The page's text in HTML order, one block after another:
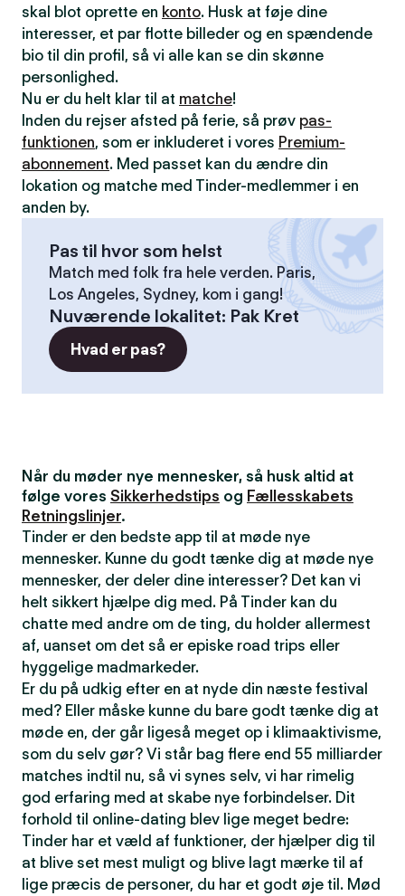
skal blot oprette en konto. Husk at føje dine
interesser, et par flotte billeder og en spændende
bio til din profil, så vi alle kan se din skønne
personlighed.
Nu er du helt klar til at matche!
Inden du rejser afsted på ferie, så prøv pas-
funktionen, som er inkluderet i vores Premium-
abonnement. Med passet kan du ændre din
lokation og matche med Tinder-medlemmer i en
anden by.
Pas til hvor som helst
Match med folk fra hele verden. Paris,
Los Angeles, Sydney, kom i gang!
Nuværende lokalitet: Pak Kret
Hvad er pas?
Når du møder nye mennesker, så husk altid at
følge vores Sikkerhedstips og Fællesskabets
Retningslinjer.
Tinder er den bedste app til at møde nye
mennesker. Kunne du godt tænke dig at møde nye
mennesker, der deler dine interesser? Det kan vi
helt sikkert hjælpe dig med. På Tinder kan du
chatte med andre om de ting, du holder allermest
af, uanset om det så er episke road trips eller
hyggelige madmarkeder.
Er du på udkig efter en at nyde din næste festival
med? Eller måske kunne du bare godt tænke dig at
møde en, der går ligeså meget op i klimaaktivisme,
som du selv gør? Vi står bag flere end 55 milliarder
matches indtil nu, så vi synes selv, vi har rimelig
god erfaring med at skabe nye forbindelser. Dit
forhold til online-dating blev lige meget bedre:
Tinder har et væld af funktioner, der hjælper dig til
at blive set mest muligt og blive lagt mærke til af
lige præcis de personer, du har et godt øje til. Mød